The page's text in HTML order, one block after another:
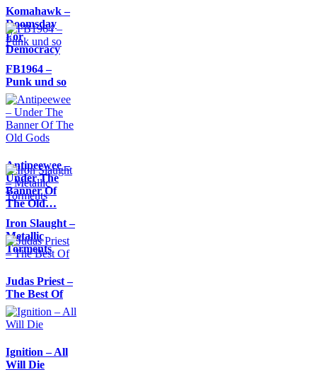
Komahawk –
Doomsday
For
Democracy
FB1964 –
Punk und so
Antipeewee –
Under The
Banner Of
The Old…
Iron Slaught –
Metallic
Torments
Judas Priest –
The Best Of
Ignition – All
Will Die